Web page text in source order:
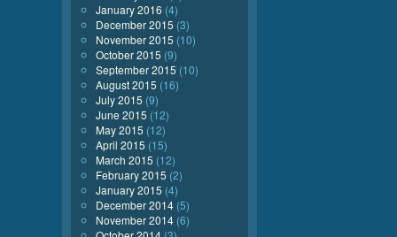
January 2016 (4)
December 2015 (3)
November 2015 (10)
October 2015 (9)
September 2015 (10)
August 2015 (16)
July 2015 (9)
June 2015 (12)
May 2015 (12)
April 2015 (15)
March 2015 (12)
February 2015 (2)
January 2015 (4)
December 2014 (5)
November 2014 (6)